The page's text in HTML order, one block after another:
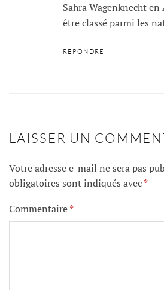
Sahra Wagenknecht
être classé parmi les
RÉPONDRE
LAISSER UN
Votre adresse e-mail ne sera pas
obligatoires sont indiqués avec*
Commentaire*